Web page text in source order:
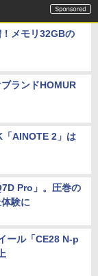
メモリ32GBの
ランドHOMUR
AINOTE 2」は
Pro」。圧巻の
験に
ール「CE28 N-p